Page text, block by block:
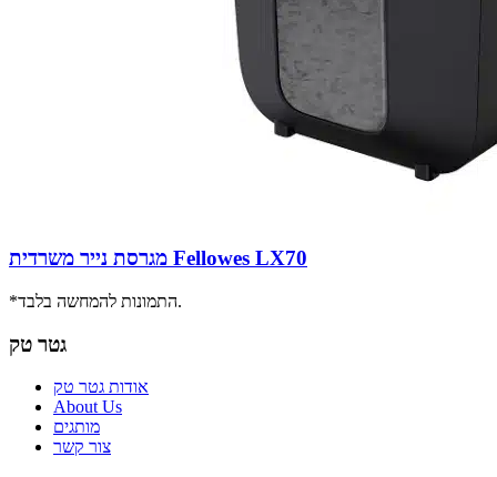
מגרסת נייר משרדית Fellowes LX70
*התמונות להמחשה בלבד.
גטר טק
אודות גטר טק
About Us
מותגים
צור קשר